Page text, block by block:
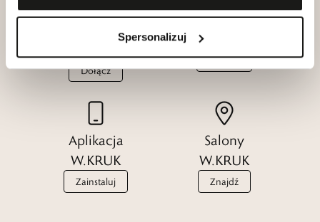
Spersonalizuj
Klub dla
Przyjaciół
Dołącz
Katalogi
W.KRUK
Zobacz
Aplikacja
W.KRUK
Zainstaluj
Salony
W.KRUK
Znajdź